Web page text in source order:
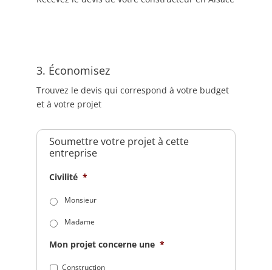
3. Économisez
Trouvez le devis qui correspond à votre budget
et à votre projet
Soumettre votre projet à cette
entreprise
Civilité *
Monsieur
Madame
Mon projet concerne une *
Construction